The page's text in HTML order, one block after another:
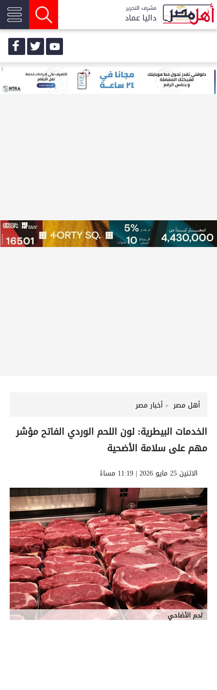
مشرف التحرير
داليا عماد
أهل مصر أخبار مصر
الخدمات البيطرية: لون اللحم الوردي الفاتح مؤشر
مهم على سلامة الأضحية
الاثنين 25 مايو 2026 | 11:19 مساءً
لحم الأضاحي